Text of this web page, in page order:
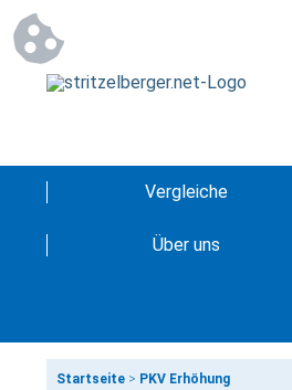
Vergleiche
Über uns
Startseite > PKV Erhöhung